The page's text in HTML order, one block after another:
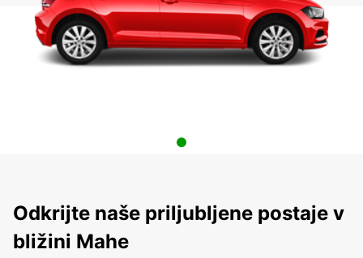
Odkrijte naše priljubljene postaje v
bližini Mahe